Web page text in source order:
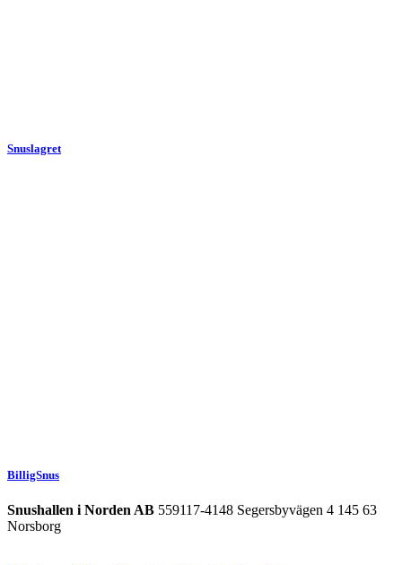
Snuslagret
BilligSnus
Snushallen i Norden AB 559117-4148 Segersbyvägen 4 145 63
Norsborg